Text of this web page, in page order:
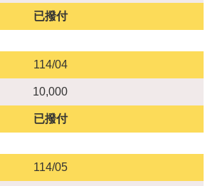
已撥付
114/04
10,000
已撥付
114/05